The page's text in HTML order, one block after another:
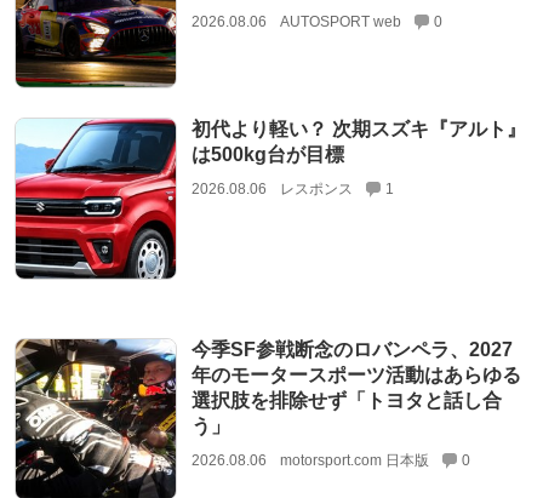
2026.08.06 AUTOSPORT web 0
初代より軽い？ 次期スズキ『アルト』
は500kg台が目標
2026.08.06 レスポンス 1
今季SF参戦断念のロバンペラ、2027
年のモータースポーツ活動はあらゆる
選択肢を排除せず「トヨタと話し合
う」
2026.08.06 motorsport.com 日本版 0